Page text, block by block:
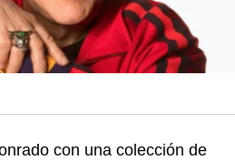
con una colección de